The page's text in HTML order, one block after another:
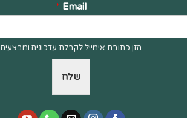
Email
*
הזן כתובת אימייל לקבלת עדכונים ומבצעים
שלח